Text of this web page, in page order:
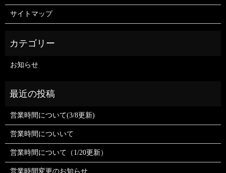
サイトマップ
お知らせ
営業時間について(3/8更新)
営業時間についいて
営業時間について（1/20更新）
営業時間変更のお知らせ